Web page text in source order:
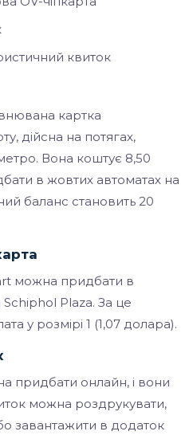
квиток
картка
дійсна на потягах,
Вона коштує 8,50
в жовтих автоматах на
баланс становить 20
можна придбати в
Plaza. За це
у розмірі 1 (1,07 долара).
придбати онлайн, і вони
можна роздрукувати,
завантажити в додаток